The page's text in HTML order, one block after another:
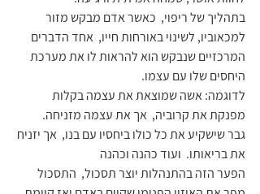
בתהליך של ריפוי,  כאשר אדם מבקש מזור
למכאוביו, לשינוי באורחות חייו,  אחד הדברים
המרכזיים שנבקש הוא להראות לו את מערכת
היחסים שלו עם עצמו.
לדוגמה: אשה שמוצאת את עצמה בקלות
מפנקת את קרוביה,  אך את עצמה מזניחה.
גבר שישקיע את כל כולו ביחסיו עם בנו,  אך יזניח
את בריאותו.  ועוד כהנה וכהנה
הפער הזה בהתנהלות יוצר תסכול,  התסכול